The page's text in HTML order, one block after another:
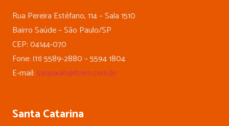
Rua Pereira Estéfano, 114 – Sala 1510
Bairro Saúde – São Paulo/SP
CEP: 04144-070
Fone: (11) 5589-2880 – 5594 1804
E-mail: saopaulo@fcem.com.br
Santa Catarina